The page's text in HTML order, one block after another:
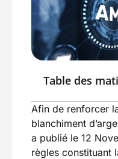
Table des
Afin de renforcer
blanchiment
a publié le 12
règles constituant